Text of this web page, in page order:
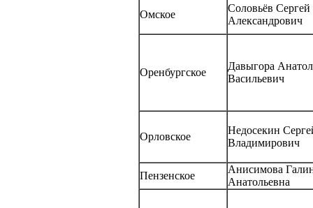
Омское
Соловьёв Сергей
Александрович
Оренбургское
Давыгора
Васильевич
Орловское
Недосекин
Владимирович
Пензенское
Анисимова
Анатольевна